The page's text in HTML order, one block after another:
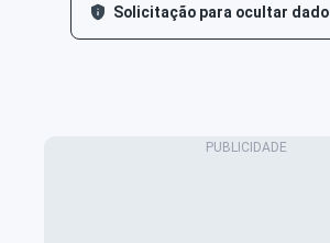
Solicitação para ocultar